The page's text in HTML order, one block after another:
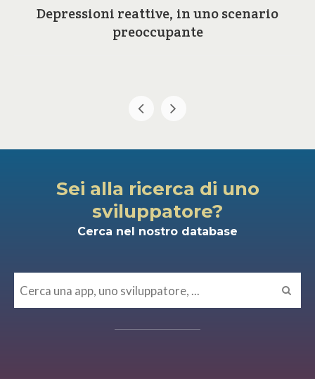
Depressioni reattive, in uno scenario
preoccupante
Sei alla ricerca di uno
sviluppatore?
Cerca nel nostro database